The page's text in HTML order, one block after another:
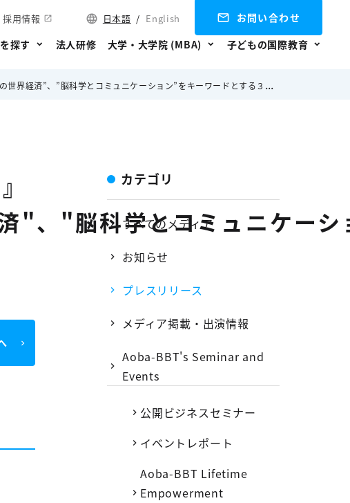
採用情報 日本語 / English
探す 法人研修 大学・大学院 (MBA) 子どもの国際教育
お問い合わせ
とコミュニケーション”をキーワードとする３つのセミナーが無料で受講可能。
、"脳科学とコミュニケー
カテゴリ
すべてのメディア
お知らせ
プレスリリース
メディア掲載・出演情報
Aoba-BBT's Seminar and
Events
公開ビジネスセミナー
イベントレポート
Aoba-BBT Lifetime
Empowerment